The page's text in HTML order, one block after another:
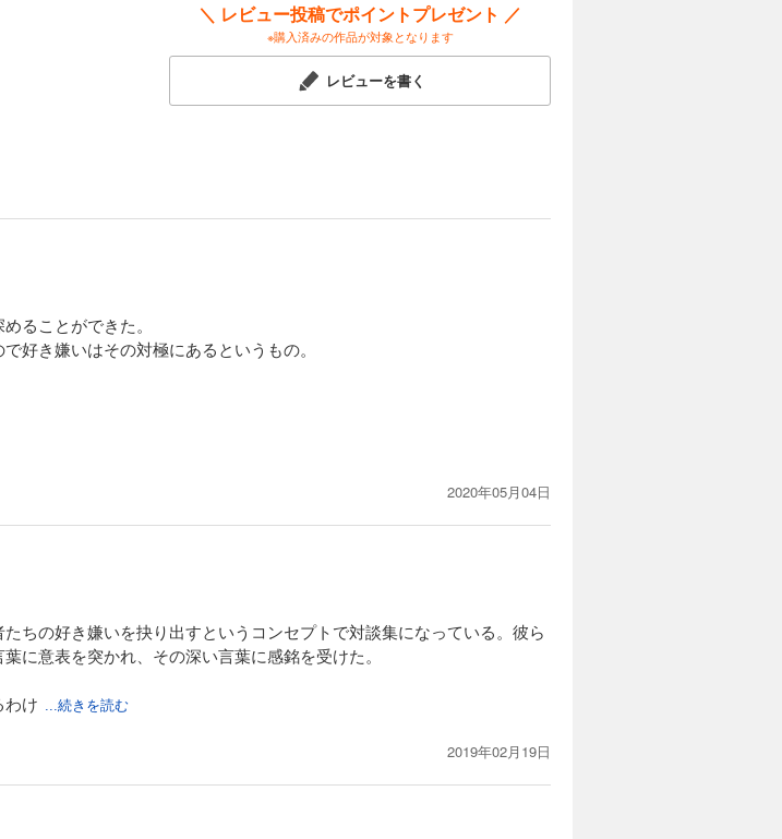
＼ レビュー投稿でポイントプレゼント ／
※購入済みの作品が対象となります
レビューを書く
ることができた。
好き嫌いはその対極にあるというもの。
2020年05月04日
ちの好き嫌いを抉り出すというコンセプトで対談集になっている。彼ら
に意表を突かれ、その深い言葉に感銘を受けた。
わけ ...続きを読む
2019年02月19日